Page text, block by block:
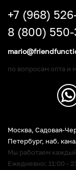
Москва, Садовая-
Петербург, наб.
Мы работаем
Ежедневно: 11:00 -
+7 (968)
8 (800) 550-
по вопросам опта и